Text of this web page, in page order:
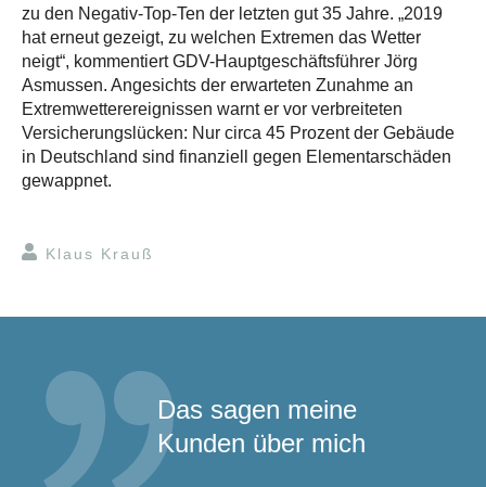
zu den Negativ-Top-Ten der letzten gut 35 Jahre. „2019
hat erneut gezeigt, zu welchen Extremen das Wetter
neigt“, kommentiert GDV-Hauptgeschäftsführer Jörg
Asmussen. Angesichts der erwarteten Zunahme an
Extremwetterereignissen warnt er vor verbreiteten
Versicherungslücken: Nur circa 45 Prozent der Gebäude
in Deutschland sind finanziell gegen Elementarschäden
gewappnet.
Klaus Krauß
Das sagen meine
Kunden über mich